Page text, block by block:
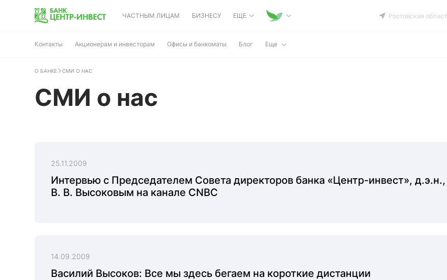
ЧАСТНЫМ ЛИЦАМ БИЗНЕСУ ЕЩЕ Ростовская
Контакты Акционерам и инвесторам Офисы и банкоматы Блог Еще
О БАНКЕ СМИ О НАС
СМИ о нас
25.11.2009
Интервью с Председателем Совета директоров банка «Центр-инвест»,
В. В. Высоковым на канале CNBC
14.09.2009
Василий Высоков: Все мы здесь бегаем на короткие дистанции